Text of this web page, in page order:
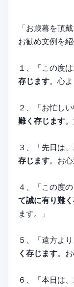
「お歳暮を頂
お勧め文例を紹
１、「この度は
存じます。心
２、「お忙しい
難く存じます
３、「先日は、
存じます。お
４、「この度
て誠に有り難
ます。」
５、「遠方より
く存じます。
６、「本日は、